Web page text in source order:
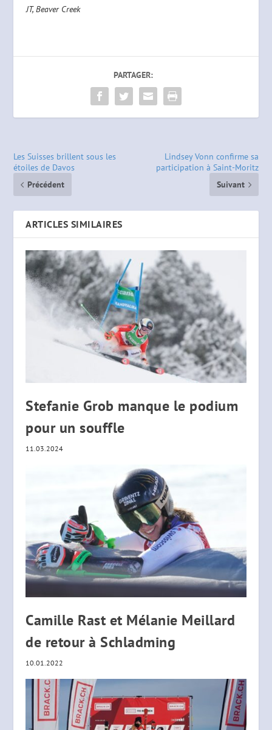
JT, Beaver Creek
PARTAGER:
Les Suisses brillent sous les
étoiles de Davos
Précédent
Lindsey Vonn confirme sa
participation à Saint-Moritz
Suivant
ARTICLES SIMILAIRES
Stefanie Grob manque le podium
pour un souffle
11.03.2024
Camille Rast et Mélanie Meillard
de retour à Schladming
10.01.2022